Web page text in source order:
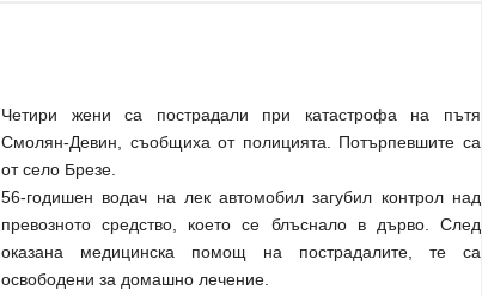
Четири жени са пострадали при катастрофа на пътя
Смолян-Девин, съобщиха от полицията. Потърпевшите са
от село Брезе.
56-годишен водач на лек автомобил загубил контрол над
превозното средство, което се блъснало в дърво. След
оказана медицинска помощ на пострадалите, те са
освободени за домашно лечение.